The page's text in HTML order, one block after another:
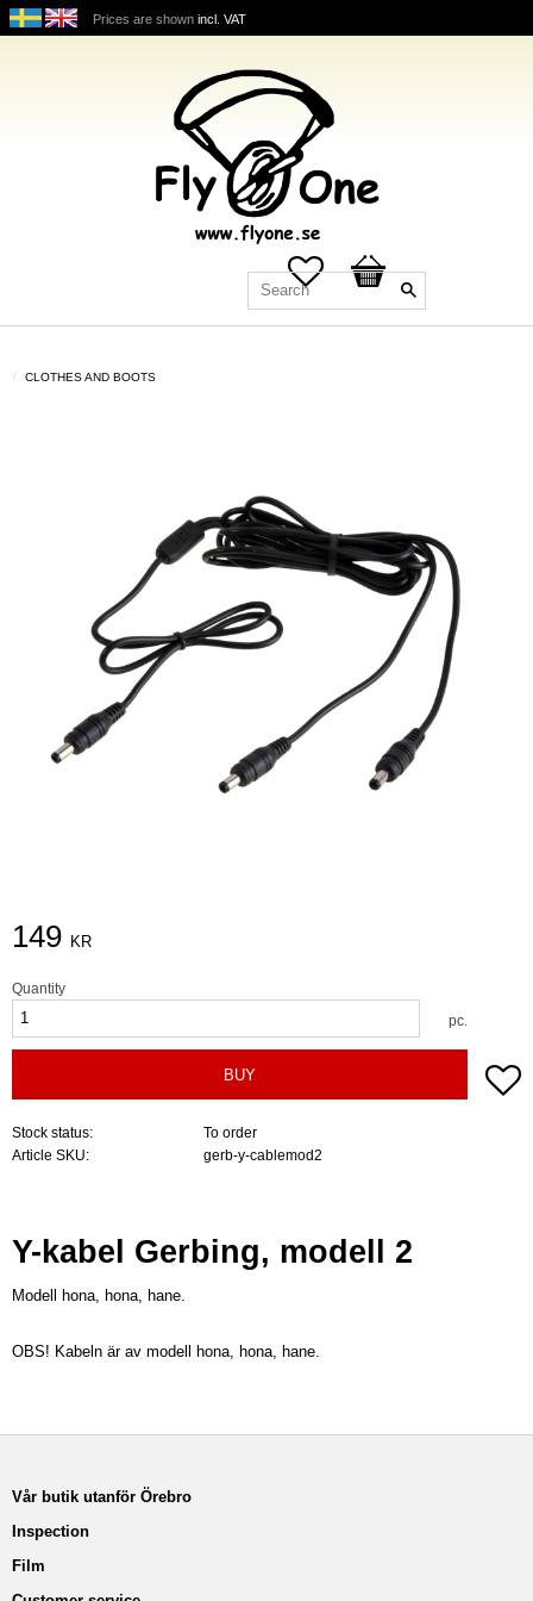
Prices are shown incl. VAT
Favorites
Basket
CLOTHES AND BOOTS
149 KR
Quantity
pc.
BUY
Stock status
To order
Article SKU
gerb-y-cablemod2
Y-kabel Gerbing, modell 2
Modell hona, hona, hane.
OBS! Kabeln är av modell hona, hona, hane.
Vår butik utanför Örebro
Inspection
Film